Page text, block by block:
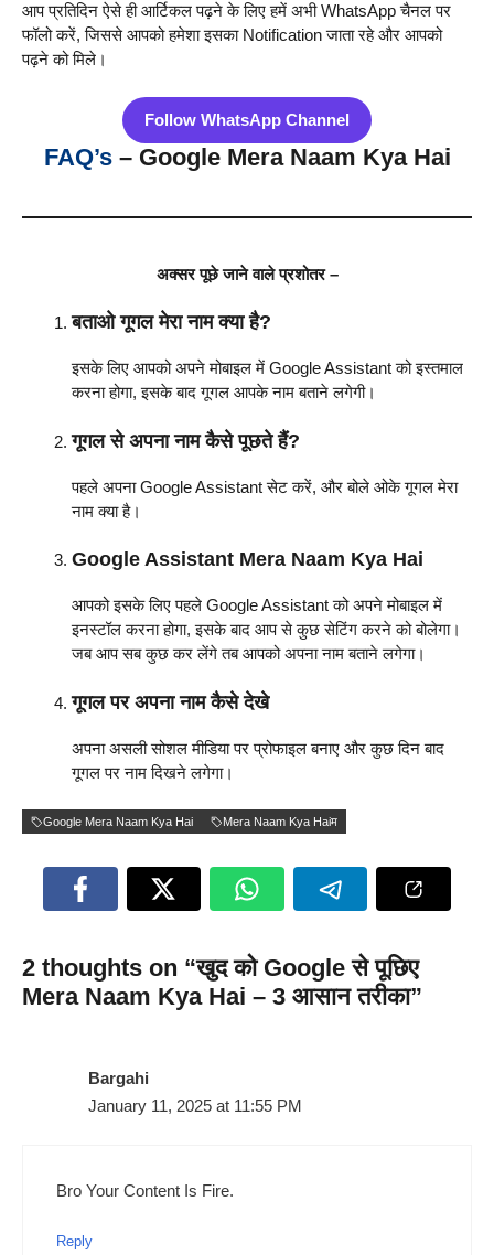
आप प्रतिदिन ऐसे ही आर्टिकल पढ़ने के लिए हमें अभी WhatsApp चैनल पर
फॉलो करें, जिससे आपको हमेशा इसका Notification जाता रहे और आपको
पढ़ने को मिले।
Follow WhatsApp Channel
FAQ’s – Google Mera Naam Kya Hai
अक्सर पूछे जाने वाले प्रशोतर –
बताओ गूगल मेरा नाम क्या है?
इसके लिए आपको अपने मोबाइल में Google Assistant को इस्तमाल
करना होगा, इसके बाद गूगल आपके नाम बताने लगेगी।
गूगल से अपना नाम कैसे पूछते हैं?
पहले अपना Google Assistant सेट करें, और बोले ओके गूगल मेरा
नाम क्या है।
Google Assistant Mera Naam Kya Hai
आपको इसके लिए पहले Google Assistant को अपने मोबाइल में
इनस्टॉल करना होगा, इसके बाद आप से कुछ सेटिंग करने को बोलेगा।
जब आप सब कुछ कर लेंगे तब आपको अपना नाम बताने लगेगा।
गूगल पर अपना नाम कैसे देखे
अपना असली सोशल मीडिया पर प्रोफाइल बनाए और कुछ दिन बाद
गूगल पर नाम दिखने लगेगा।
Google Mera Naam Kya Hai Mera Naam Kya Haiम
2 thoughts on “खुद को Google से पूछिए
Mera Naam Kya Hai – 3 आसान तरीका”
Bargahi
January 11, 2025 at 11:55 PM
Bro Your Content Is Fire.
Reply